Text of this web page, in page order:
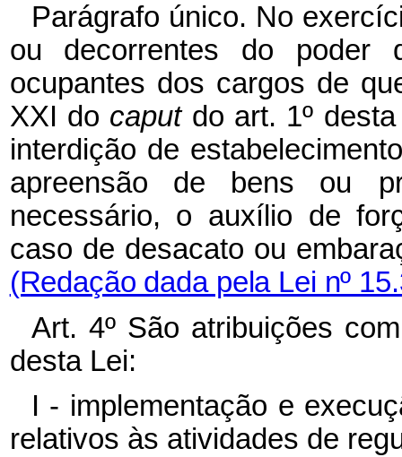
Parágrafo único. No
ou decorrentes do poder
ocupantes dos cargos de
XXI do caput do art. 1º
interdição de
apreensão
de bens
ou
necessário, o auxílio de
caso de desacato ou
(Redação dada pela Lei nº
Art. 4º São atribuições
desta Lei:
I - implementação e
relativos às atividades de